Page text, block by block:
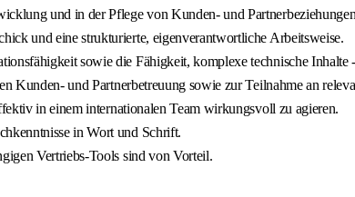
und in der Pflege von Kunden- und
und eine strukturierte, eigenverantwortliche Arbeitsweise.
sowie die Fähigkeit, komplexe technische
Kunden- und Partnerbetreuung sowie zur Teilnahme an
in einem internationalen Team wirkungsvoll zu agieren.
in Wort und Schrift.
Vertriebs-Tools sind von Vorteil.